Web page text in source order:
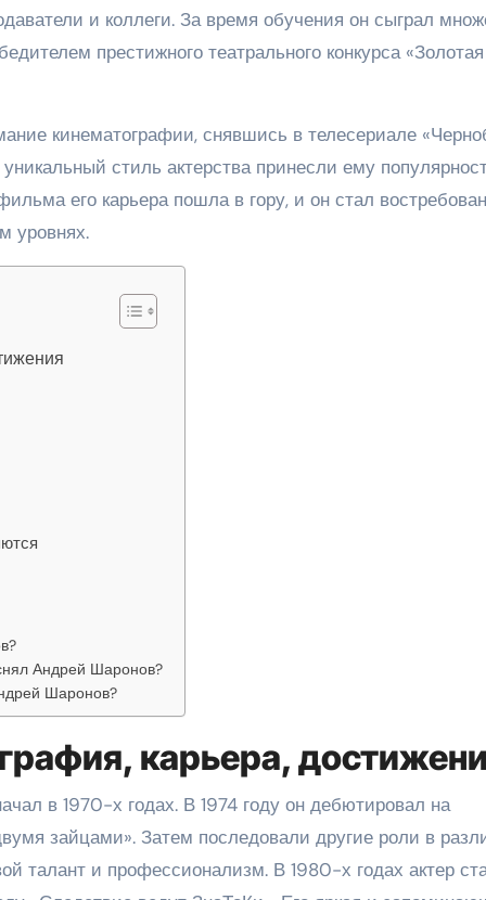
и коллеги. За время обучения он сыграл
престижного театрального конкурса «Золотая
кинематографии, снявшись в телесериале
стиль актерства принесли ему
его карьера пошла в гору, и он стал
уровнях.
Андрей Шаронов?
Шаронов?
карьера,
в 1970-х годах. В 1974 году он дебютировал на
зайцами». Затем последовали другие роли в
талант и профессионализм. В 1980-х годах актер